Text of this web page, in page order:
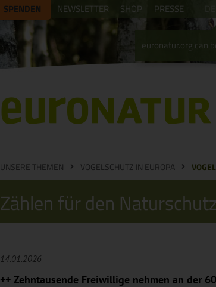
SPENDEN NEWSLETTER SHOP PRESSE
euronatur.org can
UNSERE THEMEN VOGELSCHUTZ IN EUROPA
Zählen für den
14.01.2026
++ Zehntausende Freiwillige nehmen an der